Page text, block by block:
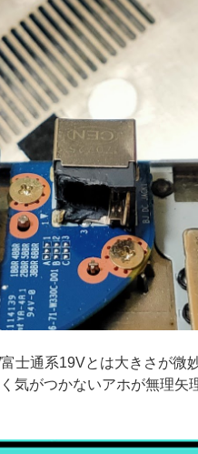
士通系19Vとは大きさが微
気がつかないアホが無理矢